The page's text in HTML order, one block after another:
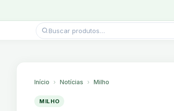
Pesquisar
produtos
Início Notícias Milho
MILHO